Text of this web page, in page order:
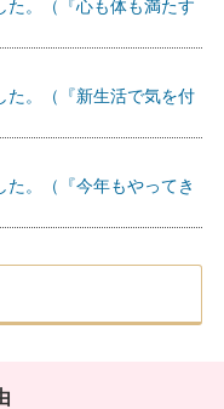
た。（『心も体も満たす
た。（『新生活で気を付
た。（『今年もやってき